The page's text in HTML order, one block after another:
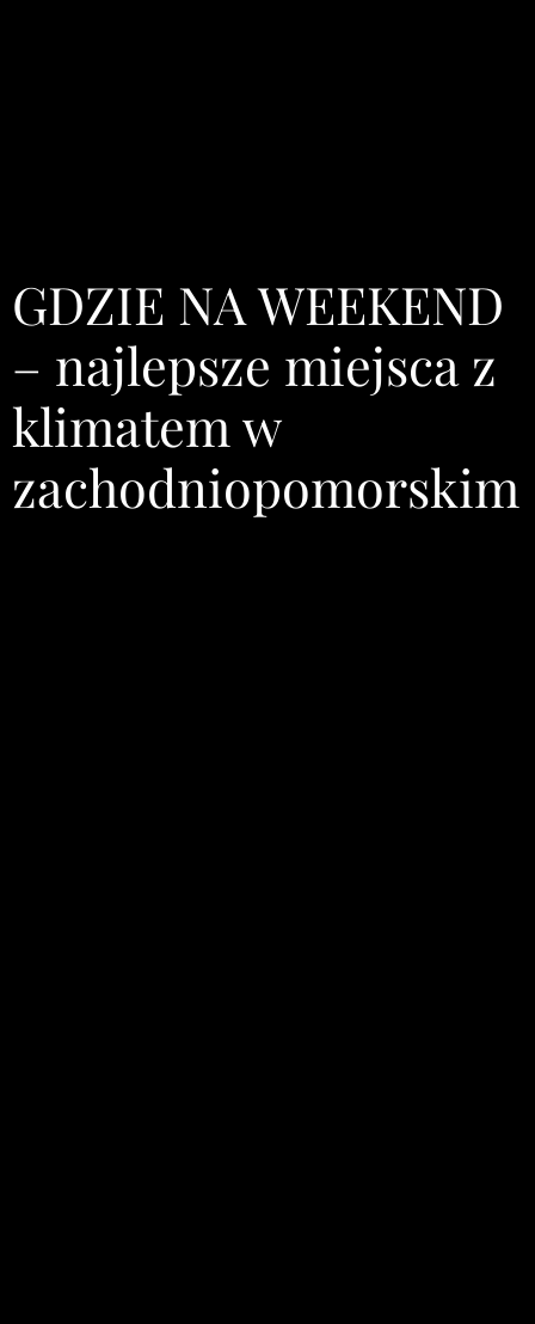
GDZIE NA WEEKEND
– najlepsze miejsca z
klimatem w
zachodniopomorskim